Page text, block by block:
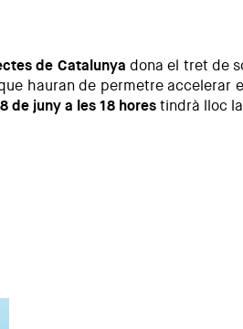
de Catalunyadona el tret de
hauran de permetre
de juny a les 18 horestindrà lloc